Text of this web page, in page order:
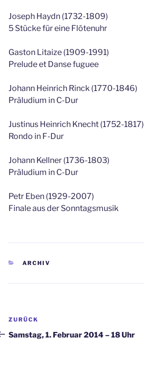
Joseph Haydn (1732-1809)
5 Stücke für eine Flötenuhr
Gaston Litaize (1909-1991)
Prelude et Danse fuguee
Johann Heinrich Rinck (1770-1846)
Präludium in C-Dur
Justinus Heinrich Knecht (1752-1817)
Rondo in F-Dur
Johann Kellner (1736-1803)
Präludium in C-Dur
Petr Eben (1929-2007)
Finale aus der Sonntagsmusik
KATEGORIEN
ARCHIV
Beitragsnavigation
Vorheriger
Beitrag
ZURÜCK
Samstag, 1. Februar 2014 – 18 Uhr